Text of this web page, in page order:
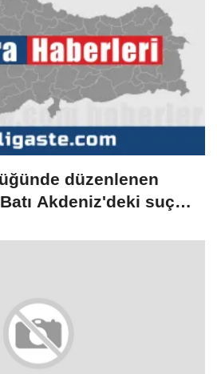
düzenlenen
Akdeniz'deki suç